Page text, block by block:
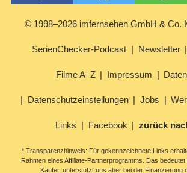
© 1998–2026 imfernsehen GmbH & Co.
SerienChecker-Podcast Newsletter
Filme A–Z Impressum
Datenschutzeinstellungen Jobs
Links Facebook zurück
* Transparenzhinweis: Für gekennzeichnete Links
Rahmen eines Affiliate-Partnerprogramms. Das
Käufer, unterstützt uns aber bei der Finanzierung